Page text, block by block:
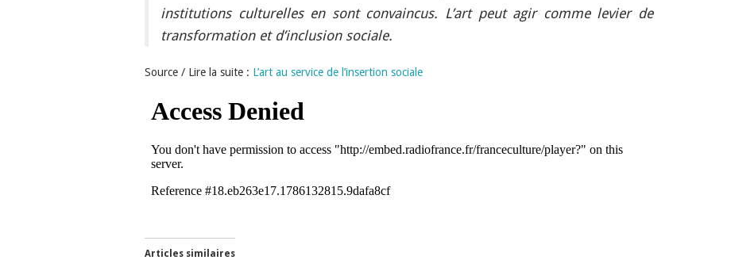
institutions culturelles en sont convaincus. L’art peut agir comme levier de
transformation et d’inclusion sociale.
Source / Lire la suite : L’art au service de l’insertion sociale
Articles similaires